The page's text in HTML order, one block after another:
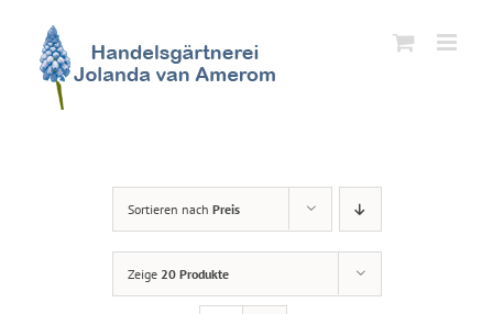
Inhalt
springen
Sortieren nach Preis
Zeige 20 Produkte